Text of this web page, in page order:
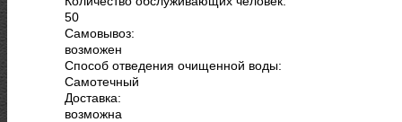
50
Самовывоз:
возможен
Способ отведения очищенной воды:
Самотечный
Доставка:
возможна